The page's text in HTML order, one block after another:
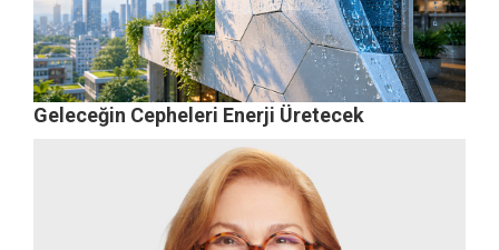
Geleceğin Cepheleri Enerji Üretecek